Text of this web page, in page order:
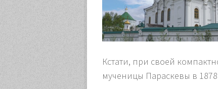
Кстати, при своей
мученицы Параскевы в